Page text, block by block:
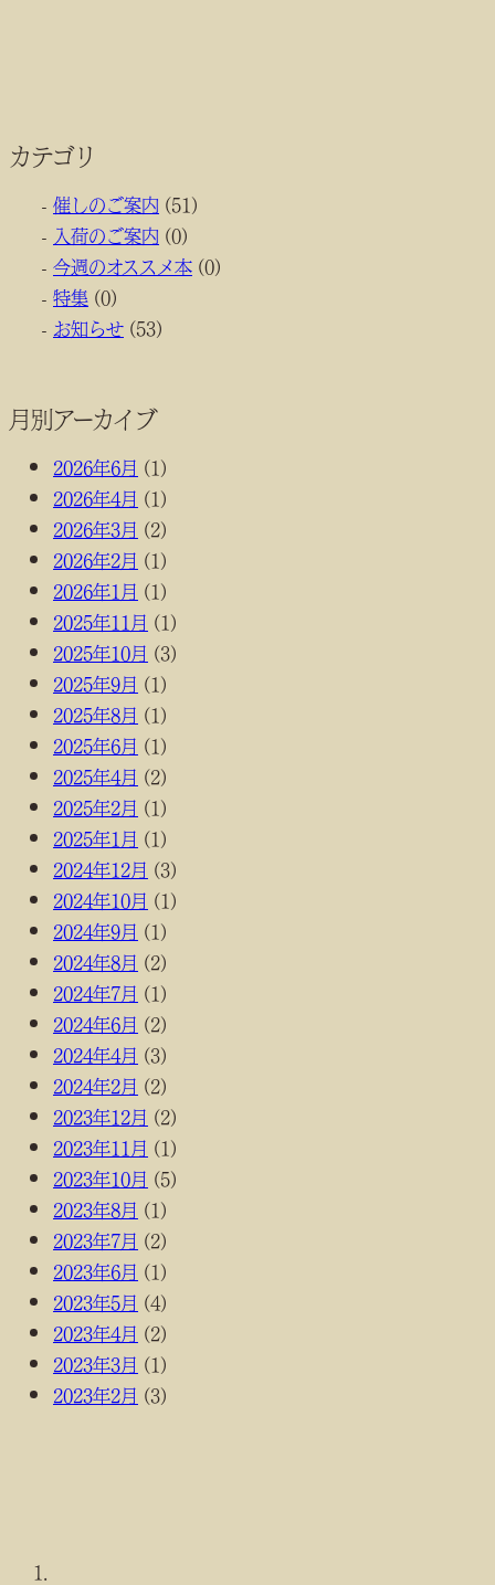
カテゴリ
催しのご案内 (51)
入荷のご案内 (0)
今週のオススメ本 (0)
特集 (0)
お知らせ (53)
月別アーカイブ
2026年6月 (1)
2026年4月 (1)
2026年3月 (2)
2026年2月 (1)
2026年1月 (1)
2025年11月 (1)
2025年10月 (3)
2025年9月 (1)
2025年8月 (1)
2025年6月 (1)
2025年4月 (2)
2025年2月 (1)
2025年1月 (1)
2024年12月 (3)
2024年10月 (1)
2024年9月 (1)
2024年8月 (2)
2024年7月 (1)
2024年6月 (2)
2024年4月 (3)
2024年2月 (2)
2023年12月 (2)
2023年11月 (1)
2023年10月 (5)
2023年8月 (1)
2023年7月 (2)
2023年6月 (1)
2023年5月 (4)
2023年4月 (2)
2023年3月 (1)
2023年2月 (3)